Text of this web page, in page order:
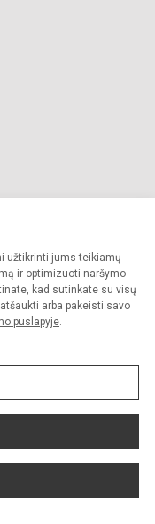
užtikrinti jums teikiamų
ir optimizuoti naršymo
kad sutinkate su visų
arba pakeisti savo
puslapyje.
teisės saugomos.
griežtai draudžiama.
valdymas